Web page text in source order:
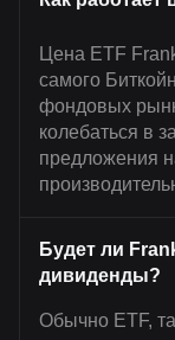
Цена ETF
самого
фондовых
колебаться в
предложения
Будет ли
дивиденды?
Обычно ETF,